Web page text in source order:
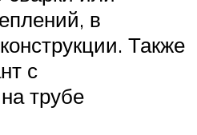
в
Также
с
трубе